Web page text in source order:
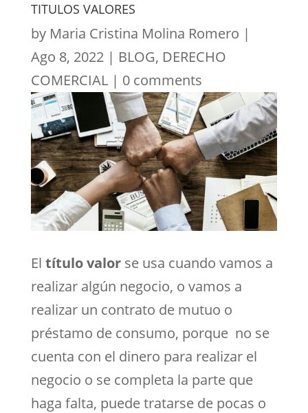
TITULOS VALORES
by Maria Cristina Molina Romero |
Ago 8, 2022| BLOG, DERECHO
COMERCIAL| 0 comments
El título valorse usa cuando vamos a
realizar algún negocio, o vamos a
realizar un contrato de mutuo o
préstamo de consumo, porque no se
cuenta con el dinero para realizar el
negocio o se completa la parte que
haga falta, puede tratarse de pocas o